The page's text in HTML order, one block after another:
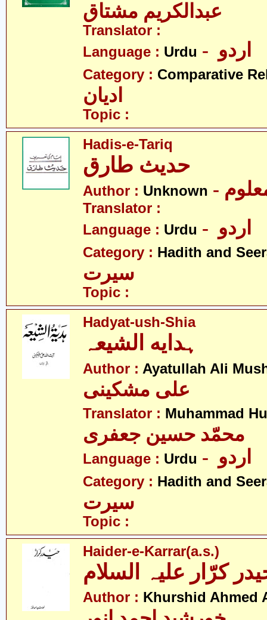
عبدالکریم مشتاق
Translator :
Language : Urdu
Category : Comparative
ادیان
Topic :
Hadis-e-Tariq
Author : Unknown
Translator :
Language : Urdu
Category : Hadith and
سیرت
Topic :
Hadyat-ush-Shia
ہدایه الشیعہ
Author : Ayatullah Ali
علی مشکینی
Translator : Muhammad
محمّد حسین جعفری
Language : Urdu
Category : Hadith and
سیرت
Topic :
Haider-e-Karrar(a.s.)
کرّار علیہ السلام
Author : Khurshid Ahmed